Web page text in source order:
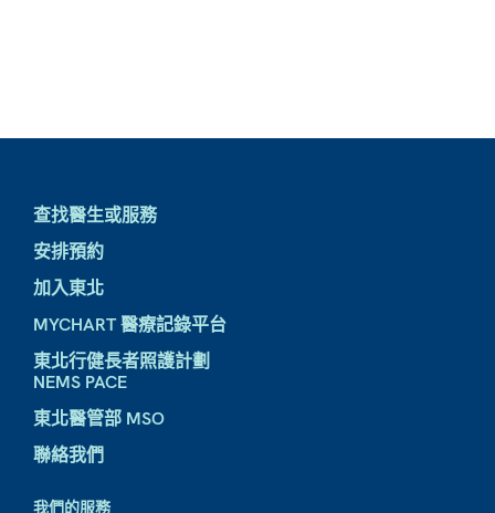
查找醫生或服務
安排預約
加入東北
MYCHART 醫療記錄平台
東北行健長者照護計劃
NEMS PACE
東北醫管部 MSO
聯絡我們
我們的服務